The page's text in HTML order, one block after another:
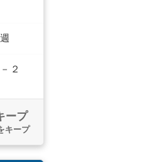
－２
ープ
キープ